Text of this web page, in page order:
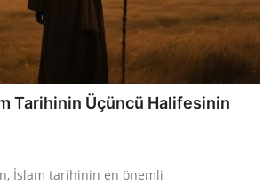
Tarihinin Üçüncü Halifesinin
İslam tarihinin en önemli